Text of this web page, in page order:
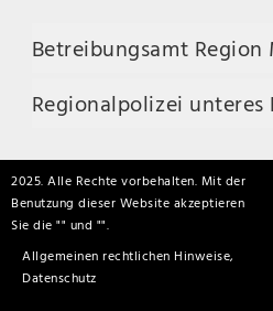
Betreibungsamt Region
Regionalpolizei unteres
2025. Alle Rechte vorbehalten. Mit der
Benutzung dieser Website akzeptieren
Sie die "
Allgemeinen rechtlichen Hinweise,
Datenschutz
" und "".